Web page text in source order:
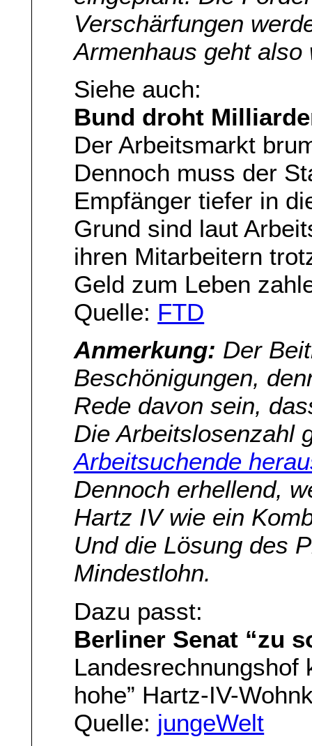
Verschärfungen
Armenhaus geht also
Siehe auch:
Bund droht
Der Arbeitsmarkt
Dennoch muss der
Empfänger tiefer in
Grund sind laut
ihren Mitarbeitern
Geld zum Leben
Quelle: FTD
Anmerkung: Der
Beschönigungen,
Rede davon sein,
Die Arbeitslosenzahl
Arbeitsuchende
Dennoch erhellend,
Hartz IV wie ein
Und die Lösung des
Mindestlohn.
Dazu passt:
Berliner Senat “zu
Landesrechnungshof
hohe” Hartz-IV-
Quelle: jungeWelt